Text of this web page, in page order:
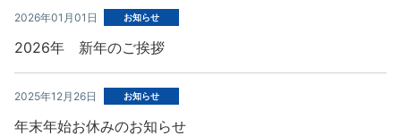
2026年01月01日 お知らせ
2026年 新年のご挨拶
2025年12月26日 お知らせ
年末年始お休みのお知らせ